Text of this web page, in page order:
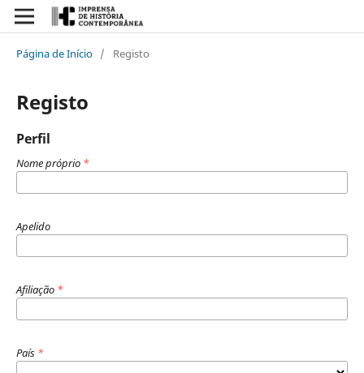
Página de Início / Registo
Registo
Perfil
Nome próprio *
Apelido
Afiliação *
País *